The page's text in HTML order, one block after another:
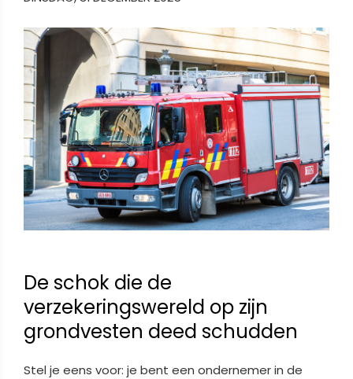
De schok die de
verzekeringswereld op zijn
grondvesten deed schudden
Stel je eens voor: je bent een ondernemer in de